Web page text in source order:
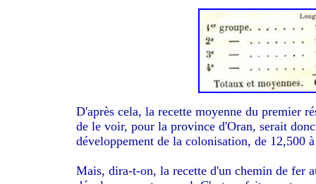
D'après cela, la recette moyenne du premier
de le voir, pour la province d'Oran, serait
développement de la colonisation, de 12,500
Mais, dira-t-on, la recette d'un chemin de fer